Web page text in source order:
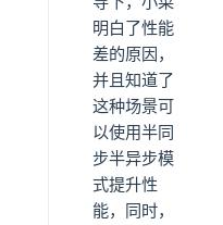
明白了性能
差的原因，
并且知道了
这种场景可
以使用半同
步半异步模
式提升性
能，同时，